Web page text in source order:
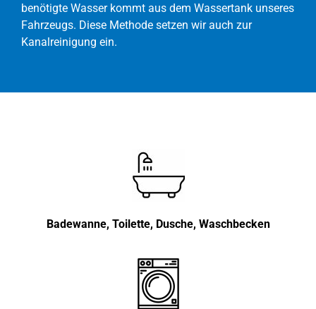
benötigte Wasser kommt aus dem Wassertank unseres
Fahrzeugs. Diese Methode setzen wir auch zur
Kanalreinigung ein.
Badewanne, Toilette, Dusche, Waschbecken